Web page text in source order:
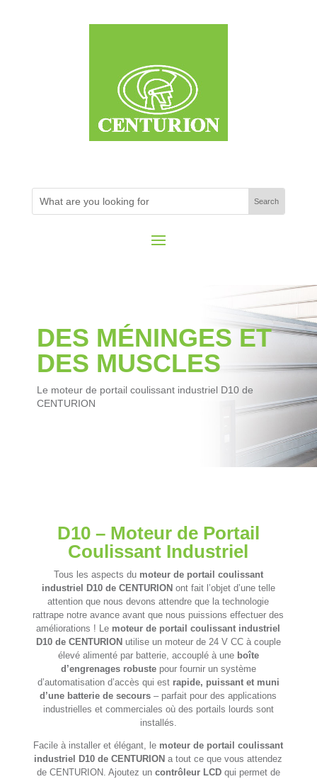
DES MÉNINGES ET
DES MUSCLES
Le moteur de portail coulissant industriel D10 de
CENTURION
D10 – Moteur de Portail
Coulissant Industriel
Tous les aspects du moteur de portail coulissant
industriel D10 de CENTURION ont fait l’objet d’une telle
attention que nous devons attendre que la technologie
rattrape notre avance avant que nous puissions effectuer des
améliorations ! Le moteur de portail coulissant industriel
D10 de CENTURION utilise un moteur de 24 V CC à couple
élevé alimenté par batterie, accouplé à une boîte
d’engrenages robuste pour fournir un système
d’automatisation d’accès qui est rapide, puissant et muni
d’une batterie de secours – parfait pour des applications
industrielles et commerciales où des portails lourds sont
installés.
Facile à installer et élégant, le moteur de portail coulissant
industriel D10 de CENTURION a tout ce que vous attendez
de CENTURION. Ajoutez un contrôleur LCD qui permet de